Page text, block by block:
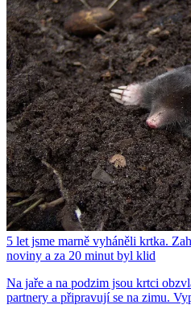
5 let jsme marně vyháněli krtka.
noviny a za 20 minut byl klid
Na jaře a na podzim jsou krtci
partnery a připravují se na zimu.